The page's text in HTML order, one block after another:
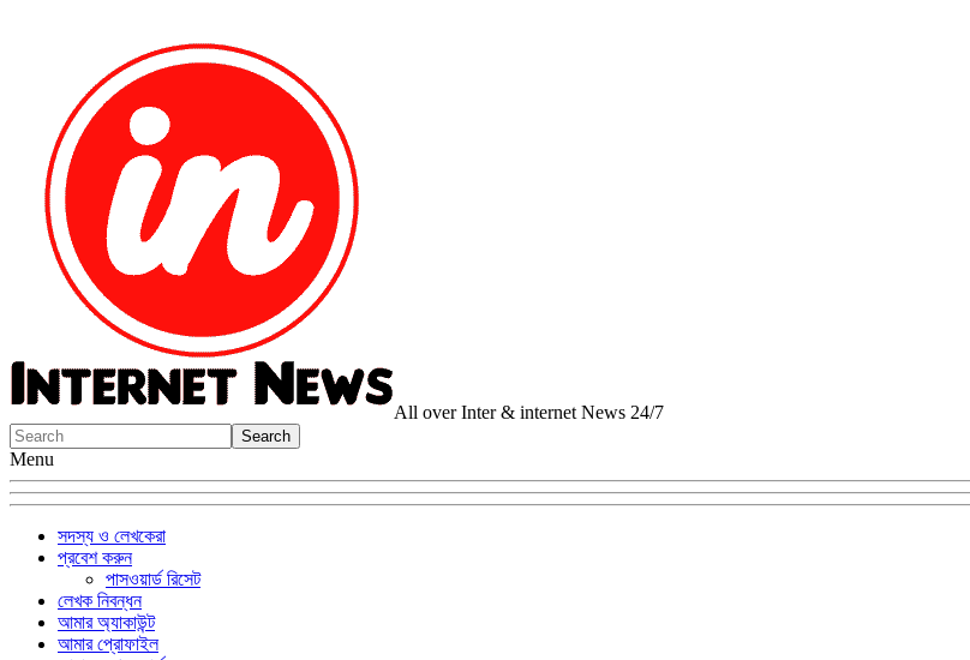
All over Inter & internet News 24/7
Menu
সদস্য ও লেখকেরা
প্রবেশ করুন
পাসওয়ার্ড রিসেট
লেখক নিবন্ধন
আমার অ্যাকাউন্ট
আমার প্রোফাইল